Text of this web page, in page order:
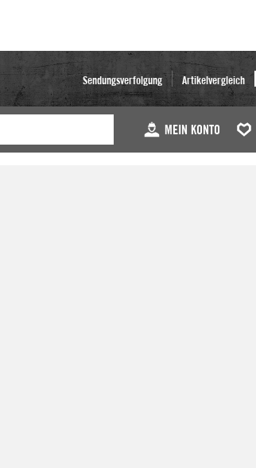
Sendungsverfolgung Artikelvergleich
MEIN KONTO